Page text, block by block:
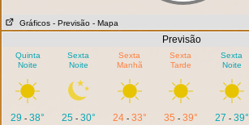
Gráficos - Previsão - Mapa
Previsão
Quinta
Noite
Sexta
Noite
Sexta
Manhã
Sexta
Tarde
Sexta
Noite
29 -38° 25- 30° 24- 33° 35 - 39° 27 - 39°